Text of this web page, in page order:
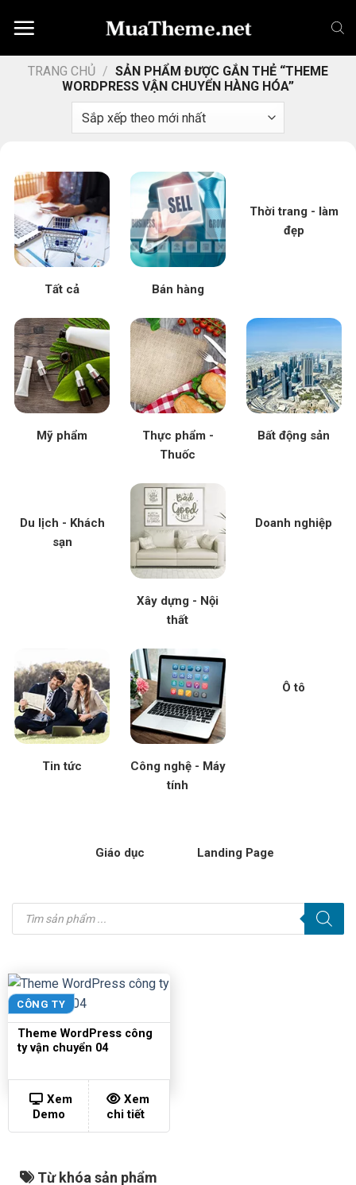
đến
TRANG CHỦ / SẢN PHẨM ĐƯỢC GẮN THẺ “THEME
WORDPRESS VẬN CHUYỂN HÀNG HÓA”
Tất cả Bán hàng
Thời trang - làm
đẹp
Mỹ phẩm
Thực phẩm -
Thuốc
Bất động sản
Du lịch - Khách
sạn
Xây dựng - Nội
thất
Doanh nghiệp
Tin tức
Công nghệ - Máy
tính
Ô tô
Giáo dục Landing Page
Tìm
kiếm
sản
CÔNG TY
Theme WordPress công
ty vận chuyển 04
Xem
Demo
Xem
chi tiết
Từ khóa sản phẩm